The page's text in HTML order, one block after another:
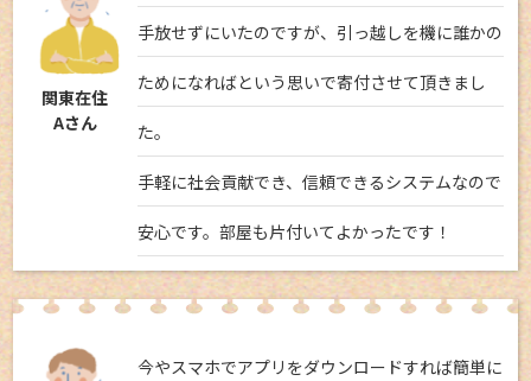
関東在住
Aさん
手放せずにいたのですが、引っ越しを機に誰かの
ためになればという思いで寄付させて頂きまし
た。
手軽に社会貢献でき、信頼できるシステムなので
安心です。部屋も片付いてよかったです！
今やスマホでアプリをダウンロードすれば簡単に